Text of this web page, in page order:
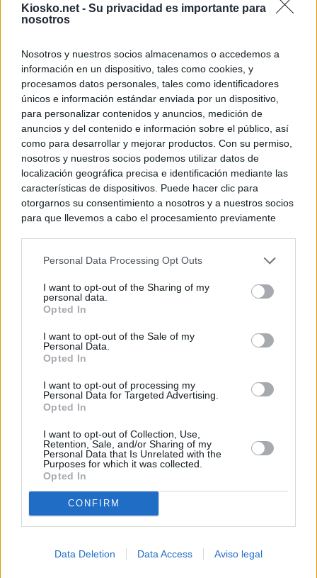
Kiosko.net - Su privacidad es importante para
nosotros
Nosotros y nuestros socios almacenamos o accedemos a
información en un dispositivo, tales como cookies, y
procesamos datos personales, tales como identificadores
únicos e información estándar enviada por un dispositivo,
para personalizar contenidos y anuncios, medición de
anuncios y del contenido e información sobre el público, así
como para desarrollar y mejorar productos. Con su permiso,
nosotros y nuestros socios podemos utilizar datos de
localización geográfica precisa e identificación mediante las
características de dispositivos. Puede hacer clic para
otorgarnos su consentimiento a nosotros y a nuestros socios
para que llevemos a cabo el procesamiento previamente
negar su consentimiento. Tenga en cuenta que algún
de su consentimiento, pero usted tiene el derecho de
rechazar tal procesamiento. Sus preferencias se aplicarán
cualquier momento entrando de nuevo en este sitio web o
visitando nuestra política de privacidad.
Personal Data Processing Opt Outs
I want to opt-out of the Sharing of my
personal data.
Opted In
I want to opt-out of the Sale of my
Personal Data.
Opted In
I want to opt-out of processing my
Personal Data for Targeted Advertising.
Opted In
I want to opt-out of Collection, Use,
Retention, Sale, and/or Sharing of my
Personal Data that Is Unrelated with the
Purposes for which it was collected.
Opted In
CONFIRM
Data Deletion Data Access Aviso legal